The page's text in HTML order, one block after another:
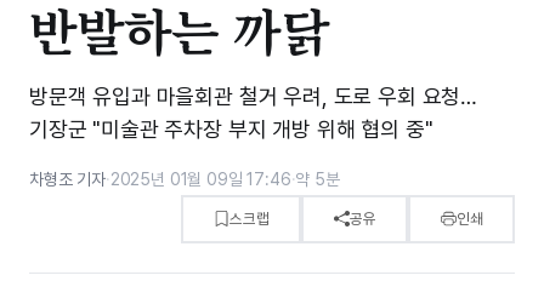
반발하는 까닭
방문객 유입과 마을회관 철거 우려, 도로 우회 요청…
기장군 "미술관 주차장 부지 개방 위해 협의 중"
차형조 기자·2025년 01월 09일 17:46·약 5분
스크랩 공유 인쇄